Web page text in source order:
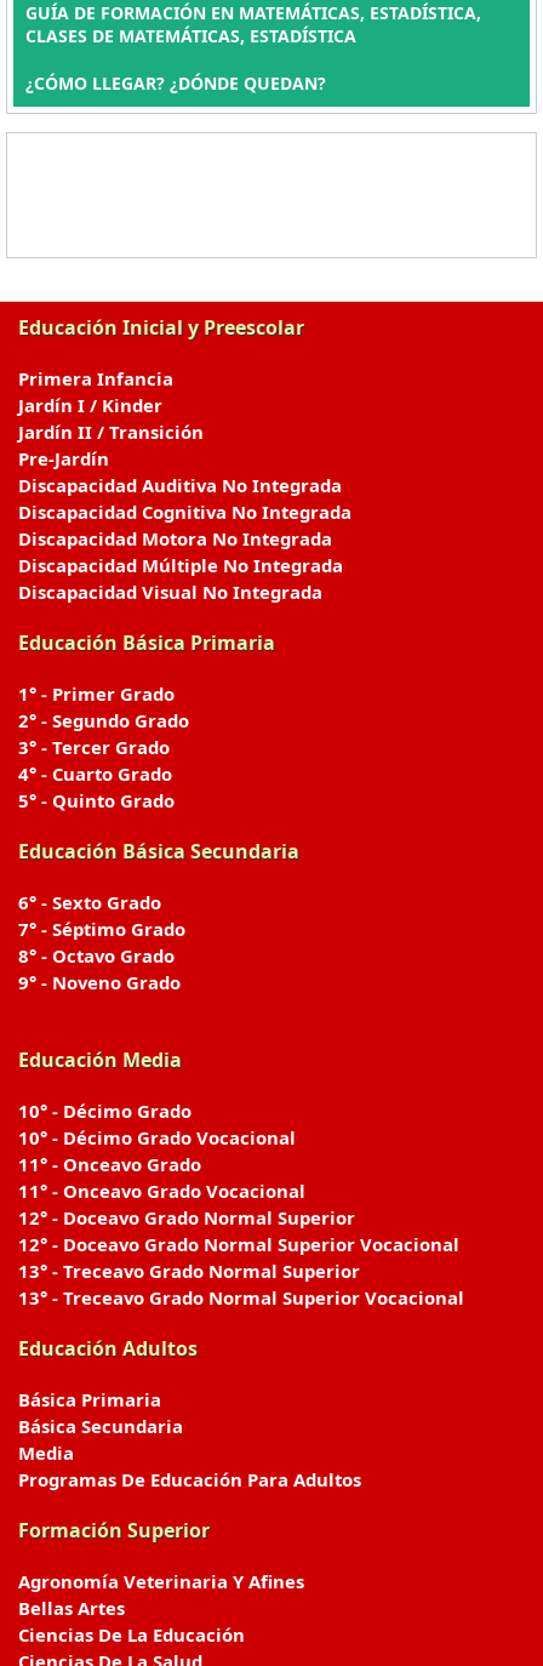
GUÍA DE FORMACIÓN EN MATEMÁTICAS, ESTADÍSTICA,
CLASES DE MATEMÁTICAS, ESTADÍSTICA
¿CÓMO LLEGAR? ¿DÓNDE QUEDAN?
Educación Inicial y Preescolar
Primera Infancia
Jardín I / Kinder
Jardín II / Transición
Pre-Jardín
Discapacidad Auditiva No Integrada
Discapacidad Cognitiva No Integrada
Discapacidad Motora No Integrada
Discapacidad Múltiple No Integrada
Discapacidad Visual No Integrada
Educación Básica Primaria
1° - Primer Grado
2° - Segundo Grado
3° - Tercer Grado
4° - Cuarto Grado
5° - Quinto Grado
Educación Básica Secundaria
6° - Sexto Grado
7° - Séptimo Grado
8° - Octavo Grado
9° - Noveno Grado
Educación Media
10° - Décimo Grado
10° - Décimo Grado Vocacional
11° - Onceavo Grado
11° - Onceavo Grado Vocacional
12° - Doceavo Grado Normal Superior
12° - Doceavo Grado Normal Superior Vocacional
13° - Treceavo Grado Normal Superior
13° - Treceavo Grado Normal Superior Vocacional
Educación Adultos
Básica Primaria
Básica Secundaria
Media
Programas De Educación Para Adultos
Formación Superior
Agronomía Veterinaria Y Afines
Bellas Artes
Ciencias De La Educación
Ciencias De La Salud